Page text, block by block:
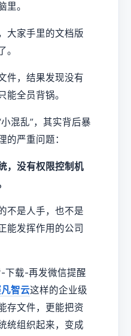
里。
大家手里的文档版
。
件，结果发现没有
能全员背锅。
混乱”，其实背后暴
的严重问题：
，没有权限控制机
不是人手，也不是
发挥作用的公司
下载-再发微信提醒
智云这样的企业级
存文件，更能把资
统组织起来，变成